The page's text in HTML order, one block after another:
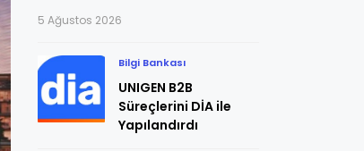
5 Ağustos 2026
Bilgi Bankası
UNIGEN B2B
Süreçlerini DİA ile
Yapılandırdı